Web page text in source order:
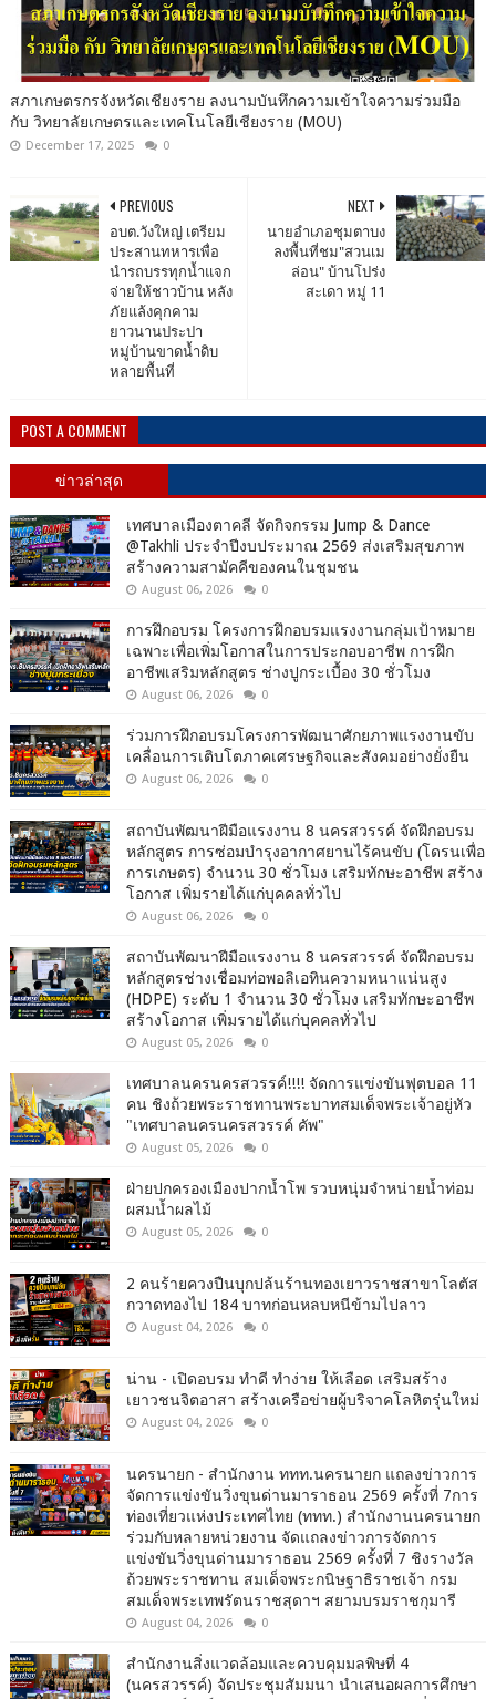
สภาเกษตรกรจังหวัดเชียงราย ลงนามบันทึกความเข้าใจความร่วมมือ
กับ วิทยาลัยเกษตรและเทคโนโลยีเชียงราย (MOU)
December 17, 2025 0
NEXT
นายอำเภอชุมตาบง​
ลงพื้นที่ชม"สวนเม
ล่อน" บ้านโปร่ง
สะเดา​ หมู่​ 11
PREVIOUS
อบต.วังใหญ่​ เตรียม
ประสานทหารเพื่อ
นำรถบรรทุกน้ำแจก
จ่ายให้ชาวบ้าน หลัง
ภัยแล้งคุกคาม
ยาวนานประปา
หมู่บ้านขาดน้ำดิบ
หลายพื้นที่
POST A COMMENT
ข่าวล่าสุด
เทศบาลเมืองตาคลี จัดกิจกรรม Jump & Dance
@Takhli ประจำปีงบประมาณ 2569 ส่งเสริมสุขภาพ
สร้างความสามัคคีของคนในชุมชน
August 06, 2026 0
การฝึกอบรม โครงการฝึกอบรมแรงงานกลุ่มเป้าหมาย
เฉพาะเพื่อเพิ่มโอกาสในการประกอบอาชีพ การฝึก
อาชีพเสริมหลักสูตร ช่างปูกระเบื้อง 30 ชั่วโมง
August 06, 2026 0
ร่วมการฝึกอบรมโครงการพัฒนาศักยภาพแรงงานขับ
เคลื่อนการเติบโตภาคเศรษฐกิจและสังคมอย่างยั่งยืน
August 06, 2026 0
สถาบันพัฒนาฝีมือแรงงาน 8 นครสวรรค์ จัดฝึกอบรม
หลักสูตร การซ่อมบำรุงอากาศยานไร้คนขับ (โดรนเพื่อ
การเกษตร) จำนวน 30 ชั่วโมง เสริมทักษะอาชีพ สร้าง
โอกาส เพิ่มรายได้แก่บุคคลทั่วไป
August 06, 2026 0
สถาบันพัฒนาฝีมือแรงงาน 8 นครสวรรค์ จัดฝึกอบรม
หลักสูตรช่างเชื่อมท่อพอลิเอทินความหนาแน่นสูง
(HDPE) ระดับ 1 จำนวน 30 ชั่วโมง เสริมทักษะอาชีพ
สร้างโอกาส เพิ่มรายได้แก่บุคคลทั่วไป
August 05, 2026 0
เทศบาลนครนครสวรรค์!!!! จัดการแข่งขันฟุตบอล 11
คน ชิงถ้วยพระราชทานพระบาทสมเด็จพระเจ้าอยู่หัว
"เทศบาลนครนครสวรรค์ คัพ"
August 05, 2026 0
ฝ่ายปกครองเมืองปากน้ำโพ รวบหนุ่มจำหน่ายน้ำท่อม
ผสมน้ำผลไม้
August 05, 2026 0
2 คนร้ายควงปืนบุกปล้นร้านทองเยาวราชสาขาโลตัส
กวาดทองไป 184 บาทก่อนหลบหนีข้ามไปลาว
August 04, 2026 0
น่าน - เปิดอบรม ทำดี ทำง่าย ให้เลือด เสริมสร้าง
เยาวชนจิตอาสา สร้างเครือข่ายผู้บริจาคโลหิตรุ่นใหม่
August 04, 2026 0
นครนายก - สำนักงาน ททท.นครนายก แถลงข่าวการ
จัดการแข่งขันวิ่งขุนด่านมาราธอน 2569 ครั้งที่ 7การ
ท่องเที่ยวแห่งประเทศไทย (ททท.) สำนักงานนครนายก
ร่วมกับหลายหน่วยงาน จัดแถลงข่าวการจัดการ
แข่งขันวิ่งขุนด่านมาราธอน 2569 ครั้งที่ 7 ชิงรางวัล
ถ้วยพระราชทาน สมเด็จพระกนิษฐาธิราชเจ้า กรม
สมเด็จพระเทพรัตนราชสุดาฯ สยามบรมราชกุมารี
August 04, 2026 0
สำนักงานสิ่งแวดล้อมและควบคุมมลพิษที่ 4
(นครสวรรค์) จัดประชุมสัมมนา นำเสนอผลการศึกษา